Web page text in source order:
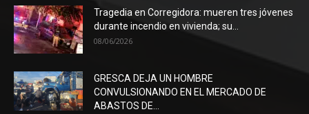
Tragedia en Corregidora: mueren tres jóvenes
durante incendio en vivienda; su...
08/06/2026
GRESCA DEJA UN HOMBRE
CONVULSIONANDO EN EL MERCADO DE
ABASTOS DE...